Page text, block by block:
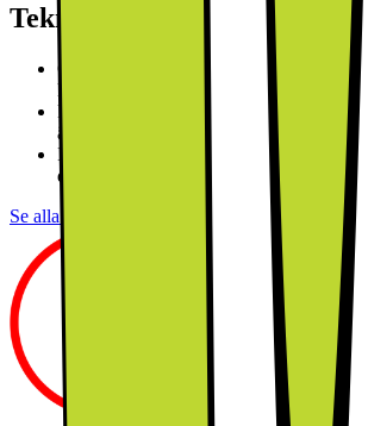
Teknisk specifikation
Comfort Control-diskmaskiner: integrerad
kontrollpanel som förblir dold tills du
PerfectDry: utmärkta torkresultat med
även för disk som är svår att få torr.
Infolampa i luckans handtag: en lampa
diskmaskinen är på eller av.
Se alla specifikationer